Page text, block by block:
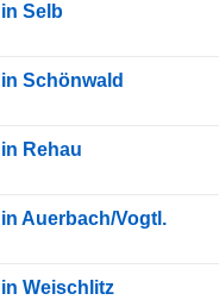
Selb
Schönwald
Rehau
Auerbach/Vogtl.
Weischlitz